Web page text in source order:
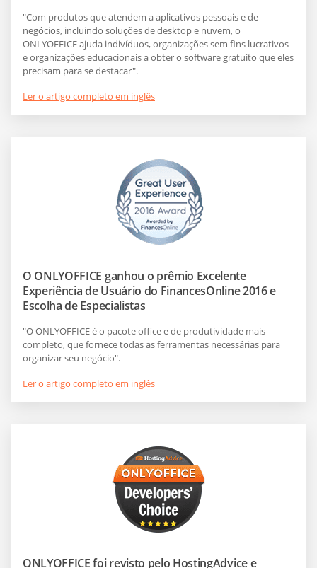
"Com produtos que atendem a aplicativos pessoais e de
negócios, incluindo soluções de desktop e nuvem, o
ONLYOFFICE ajuda indivíduos, organizações sem fins lucrativos
e organizações educacionais a obter o software gratuito que eles
precisam para se destacar".
Ler o artigo completo em inglês
O ONLYOFFICE ganhou o prêmio Excelente
Experiência de Usuário do FinancesOnline 2016 e
Escolha de Especialistas
"O ONLYOFFICE é o pacote office e de produtividade mais
completo, que fornece todas as ferramentas necessárias para
organizar seu negócio".
Ler o artigo completo em inglês
ONLYOFFICE foi revisto pelo HostingAdvice e